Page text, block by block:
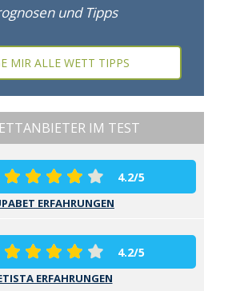
und Tipps
MIR ALLE WETT TIPPS
IM TEST
4.2/5
ERFAHRUNGEN
4.2/5
ERFAHRUNGEN